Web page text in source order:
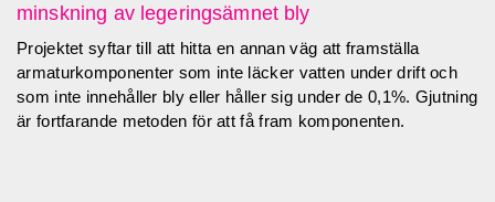
minskning av legeringsämnet bly
Projektet syftar till att hitta en annan väg att framställa
armaturkomponenter som inte läcker vatten under drift och
som inte innehåller bly eller håller sig under de 0,1%. Gjutning
är fortfarande metoden för att få fram komponenten.